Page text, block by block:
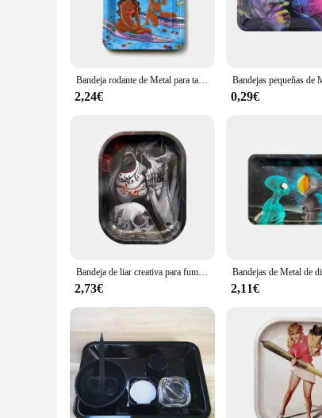
Bandeja rodante de Metal para tabaco, accesorios para fumar, placa de hojalata, herramientas de molinillo, varios diseños, 18x12,5 CM
2,24€ 0,29€
Bandeja de liar creativa para fumar tabaco, accesorios de Metal para fumar, herramientas de molinillo de placa de hojalata, 18x14CM, novedad de 2024
2,73€ 2,11€